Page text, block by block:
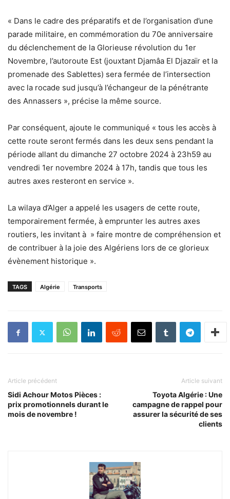
« Dans le cadre des préparatifs et de l’organisation d’une
parade militaire, en commémoration du 70e anniversaire
du déclenchement de la Glorieuse révolution du 1er
Novembre, l’autoroute Est (jouxtant Djamâa El Djazaïr et la
promenade des Sablettes) sera fermée de l’intersection
avec la rocade sud jusqu’à l’échangeur de la pénétrante
des Annassers », précise la même source.
Par conséquent, ajoute le communiqué « tous les accès à
cette route seront fermés dans les deux sens pendant la
période allant du dimanche 27 octobre 2024 à 23h59 au
vendredi 1er novembre 2024 à 17h, tandis que tous les
autres axes resteront en service ».
La wilaya d’Alger a appelé les usagers de cette route,
temporairement fermée, à emprunter les autres axes
routiers, les invitant à » faire montre de compréhension et
de contribuer à la joie des Algériens lors de ce glorieux
évènement historique ».
TAGS Algérie Transports
Article précédent
Sidi Achour Motos Pièces :
prix promotionnels durant le
mois de novembre !
Article suivant
Toyota Algérie : Une
campagne de rappel pour
assurer la sécurité de ses
clients